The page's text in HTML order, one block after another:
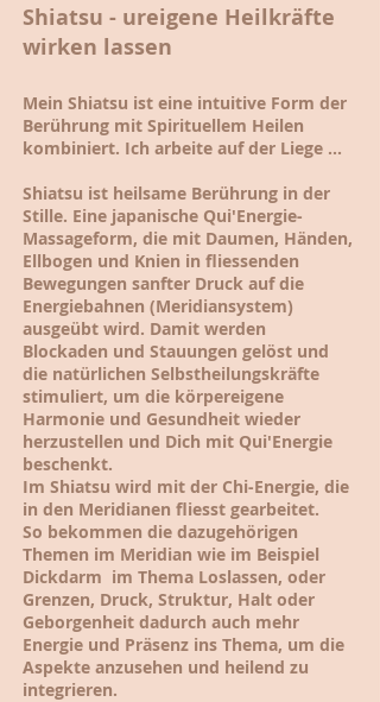
Shiatsu - ureigene Heilkräfte
wirken lassen
Mein Shiatsu ist eine intuitive Form der
Berührung mit Spirituellem Heilen
kombiniert. Ich arbeite auf der Liege ...
Shiatsu ist heilsame Berührung in der
Stille. Eine japanische Qui'Energie-
Massageform, die mit Daumen, Händen,
Ellbogen und Knien in fliessenden
Bewegungen sanfter Druck auf die
Energiebahnen (Meridiansystem)
ausgeübt wird. Damit werden
Blockaden und Stauungen gelöst und
die natürlichen Selbstheilungskräfte
stimuliert, um die körpereigene
Harmonie und Gesundheit wieder
herzustellen und Dich mit Qui'Energie
beschenkt.
Im Shiatsu wird mit der Chi-Energie, die
in den Meridianen fliesst gearbeitet.
So bekommen die dazugehörigen
Themen im Meridian wie im Beispiel
Dickdarm im Thema Loslassen, oder
Grenzen, Druck, Struktur, Halt oder
Geborgenheit dadurch auch mehr
Energie und Präsenz ins Thema, um die
Aspekte anzusehen und heilend zu
integrieren.